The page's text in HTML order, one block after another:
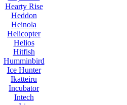
Hearty Rise
Heddon
Heinola
Helicopter
Helios
Hitfish
Humminbird
Ice Hunter
Ikatteiru
Incubator
Intech